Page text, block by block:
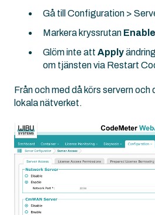
Gå till Configuration >
Markera kryssrutan Enable
Glöm inte att Apply
om tjänsten via Restart
Från och med då körs servern och
lokala nätverket.